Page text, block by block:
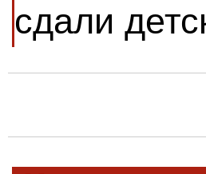
сдали